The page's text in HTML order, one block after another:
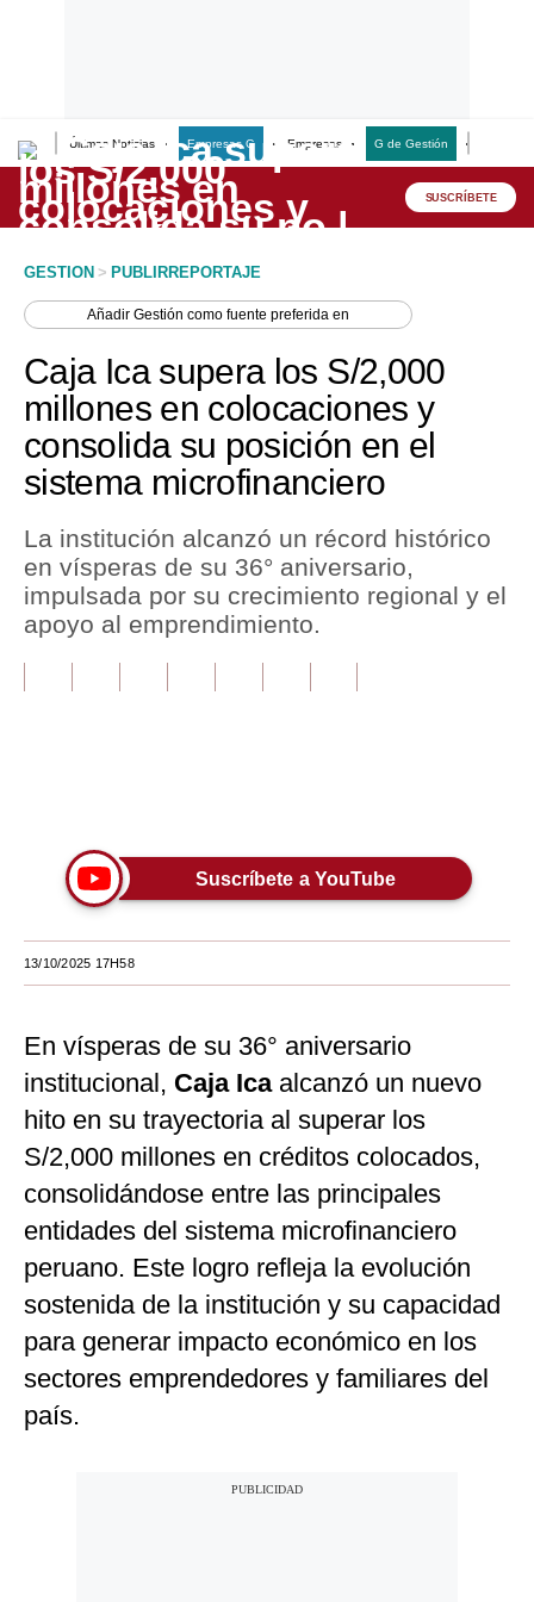
Últimas Noticias Empresas G Empresas G de Gestión
Lo último
Peru Quiosco
Economía
Mercados
Perú
Política
Tu Dinero
Finanzas Personales
Pregunta de hoy
Tendencias
Viajes
Estilos
Mundo
EEUU
México
España
Internacional
Tecnología
SUSCRÍBETE
GESTION > PUBLIRREPORTAJE
AñadirGestión como fuente preferida en
Caja Ica supera los S/2,000
millones en colocaciones y
consolida su posición en el
sistema microfinanciero
La institución alcanzó un récord histórico
en vísperas de su 36° aniversario,
impulsada por su crecimiento regional y el
apoyo al emprendimiento.
Suscríbete a YouTube
13/10/2025 17H58
En vísperas de su 36° aniversario
institucional, Caja Icaalcanzó un nuevo
hito en su trayectoria al superar los
S/2,000 millones en créditos colocados,
consolidándose entre las principales
entidades del sistema microfinanciero
peruano. Este logro refleja la evolución
sostenida de la institución y su capacidad
para generar impacto económico en los
sectores emprendedores y familiares del
país.